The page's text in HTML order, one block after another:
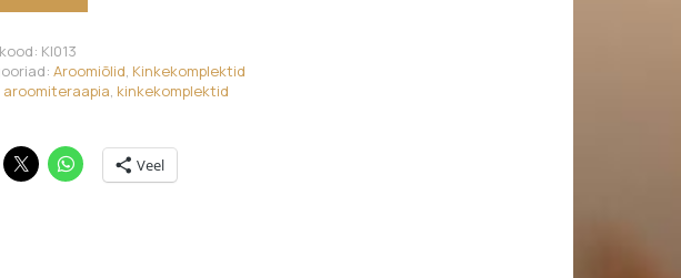
KI013
Aroomiõlid, Kinkekomplektid
aroomiteraapia, kinkekomplektid
Veel